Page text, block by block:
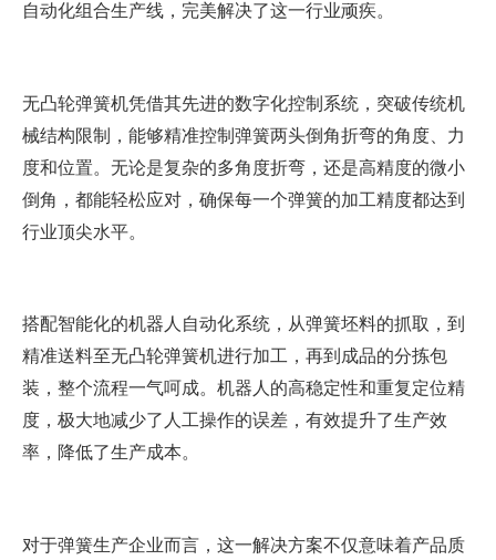
自动化组合生产线，完美解决了这一行业顽疾。
无凸轮弹簧机凭借其先进的数字化控制系统，突破传统机
械结构限制，能够精准控制弹簧两头倒角折弯的角度、力
度和位置。无论是复杂的多角度折弯，还是高精度的微小
倒角，都能轻松应对，确保每一个弹簧的加工精度都达到
行业顶尖水平。
搭配智能化的机器人自动化系统，从弹簧坯料的抓取，到
精准送料至无凸轮弹簧机进行加工，再到成品的分拣包
装，整个流程一气呵成。机器人的高稳定性和重复定位精
度，极大地减少了人工操作的误差，有效提升了生产效
率，降低了生产成本。
对于弹簧生产企业而言，这一解决方案不仅意味着产品质